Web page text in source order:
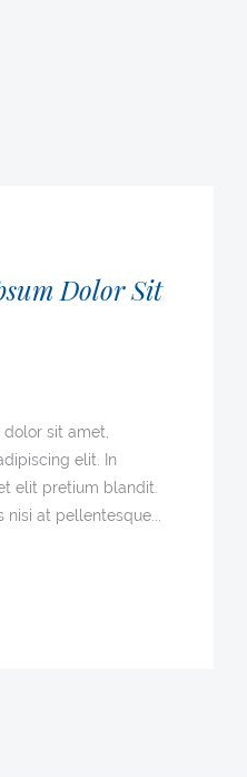
Dolor Sit
dolor sit amet,
elit. In
elit pretium blandit.
nisi at pellentesque...